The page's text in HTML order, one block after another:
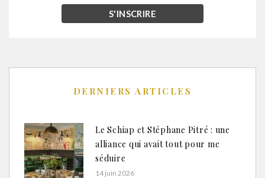
DERNIERS ARTICLES
Le Schiap et Stéphane Pitré : une
alliance qui avait tout pour me
séduire
14 juin 2026